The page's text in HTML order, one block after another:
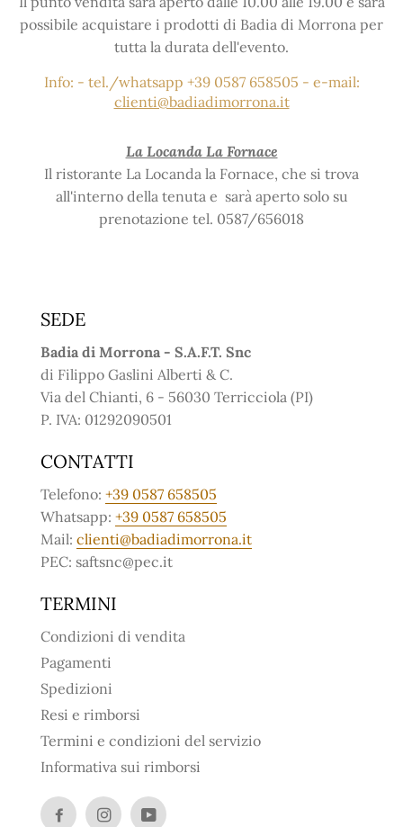
possibile acquistare i prodotti di Badia di Morrona per
tutta la durata dell'evento.
Info: - tel./whatsapp +39 0587 658505 - e-mail:
clienti@badiadimorrona.it
La Locanda La Fornace
Il ristorante La Locanda la Fornace, che si trova
all'interno della tenuta e sarà aperto solo su
prenotazione tel. 0587/656018
SEDE
Badia di Morrona - S.A.F.T. Snc
di Filippo Gaslini Alberti & C.
Via del Chianti, 6 - 56030 Terricciola (PI)
P. IVA: 01292090501
CONTATTI
Telefono: +39 0587 658505
Whatsapp: +39 0587 658505
Mail: clienti@badiadimorrona.it
PEC: saftsnc@pec.it
TERMINI
Condizioni di vendita
Pagamenti
Spedizioni
Resi e rimborsi
Termini e condizioni del servizio
Informativa sui rimborsi